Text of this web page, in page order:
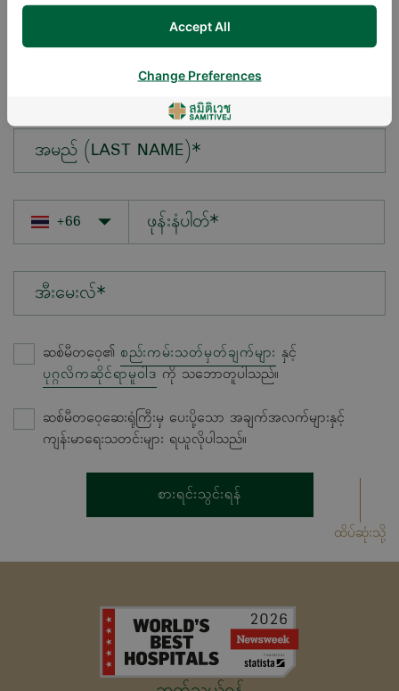
အမည် (FIRST NAME)*
အမည် (LAST NAME)*
အီးမေးလ်*
ဆစ်မီတဝေ့၏ စည်းကမ်းသတ်မှတ်ချက်များ နှင့်
ပုဂ္ဂလိကဆိုင်ရာမူဝါဒ ကို သဘောတူပါသည်။
ဆစ်မီတဝေ့ဆေးရုံကြီးမှ ပေးပို့သော အချက်အလက်များနှင့်
ကျန်းမာရေးသတင်းများ ရယူလိုပါသည်။
စားရင်းသွင်းရန်
ထိပ်ဆုံးသို့
Accept All
Change Preferences